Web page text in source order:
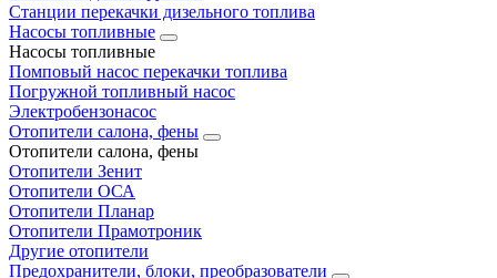
Станции перекачки дизельного топлива
Насосы топливные
Насосы топливные
Помповый насос перекачки топлива
Погружной топливный насос
Электробензонасос
Отопители салона, фены
Отопители салона, фены
Отопители Зенит
Отопители ОСА
Отопители Планар
Отопители Прамотроник
Другие отопители
Предохранители, блоки, преобразователи